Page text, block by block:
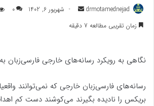
drmotamednejad
ارسال
به
شهریور 6, 1402 0
زمان تقریبی مطالعه 7 دقیقه
نگاهی به رویکرد رسانه‌های خارجی
رسانه‌های فارسی‌زبان خارجی که نمی‌توانند
بریکس را نادیده بگیرند می‌کوشند دست کم